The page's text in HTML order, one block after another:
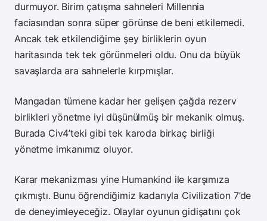
durmuyor. Birim çatışma sahneleri Millennia
faciasından sonra süper görünse de beni etkilemedi.
Ancak tek etkilendiğime şey birliklerin oyun
haritasında tek tek görünmeleri oldu. Onu da büyük
savaşlarda ara sahnelerle kırpmışlar.
Mangadan tümene kadar her gelişen çağda rezerv
birlikleri yönetme iyi düşünülmüş bir mekanik olmuş.
Burada Civ4’teki gibi tek karoda birkaç birliği
yönetme imkanımız oluyor.
Karar mekanizması yine Humankind ile karşımıza
çıkmıştı. Bunu öğrendiğimiz kadarıyla Civilization 7’de
de deneyimleyeceğiz. Olaylar oyunun gidişatını çok